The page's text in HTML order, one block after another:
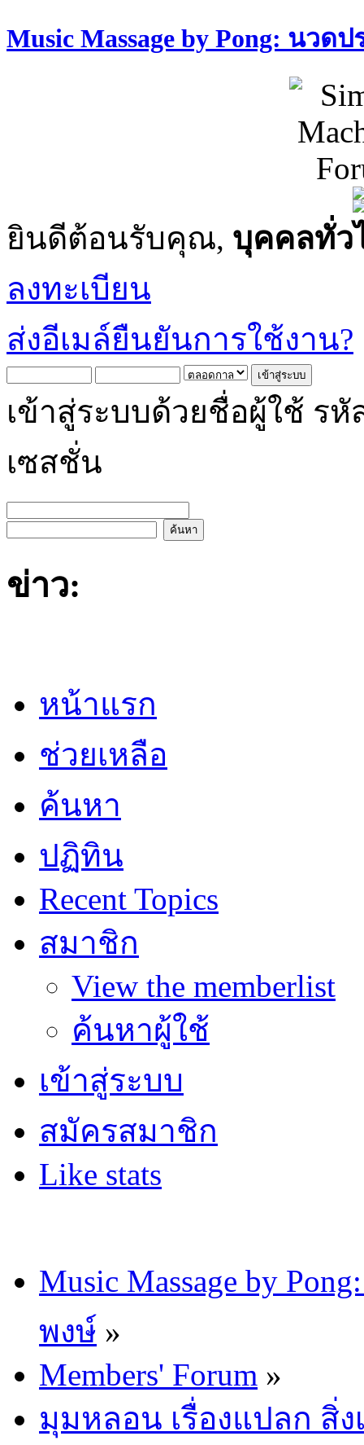
Music Massage by Pong: นวด
ยินดีต้อนรับคุณ, บุคคลทั่ว
ลงทะเบียน
ส่งอีเมล์ยืนยันการใช้งาน?
เข้าสู่ระบบด้วยชื่อผู้ใช้ รหั
เซสชั่น
ข่าว:
หน้าแรก
ช่วยเหลือ
ค้นหา
ปฏิทิน
Recent Topics
สมาชิก
View the memberlist
ค้นหาผู้ใช้
เข้าสู่ระบบ
สมัครสมาชิก
Like stats
Music Massage by
พงษ์ »
Members' Forum »
มุมหลอน เรื่องแปลก สิ่ง